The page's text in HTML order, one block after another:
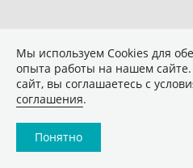
Мы используем Сookies для
опыта работы на нашем
сайт, вы соглашаетесь с
соглашения.
Понятно